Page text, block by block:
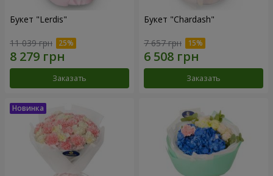
Букет "Lerdis"
11 039 грн
Заказать
Букет "Chardash"
7 657 грн
Заказать